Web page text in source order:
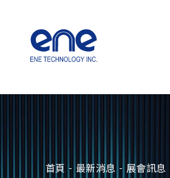
首頁 最新消息 展會訊息